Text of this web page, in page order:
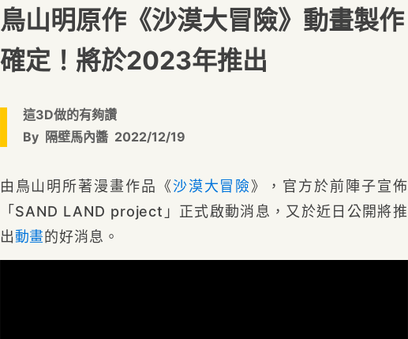
鳥山明原作《沙漠大冒險》動畫製作
確定！將於2023年推出
這3D做的有夠讚
By 隔壁馬內醬 2022/12/19
由鳥山明所著漫畫作品《沙漠大冒險》，官方於前陣子宣佈
「SAND LAND project」正式啟動消息，又於近日公開將推
出動畫的好消息。